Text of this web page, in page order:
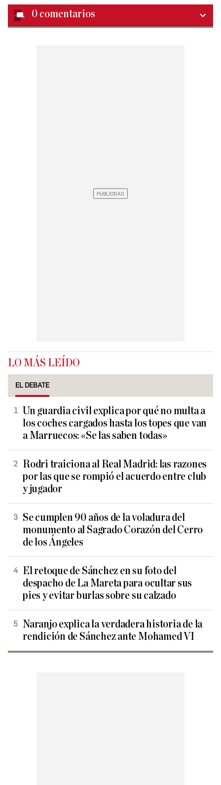
0 comentarios
LO MÁS LEÍDO
EL DEBATE
Un guardia civil explica por qué no multa a
los coches cargados hasta los topes que van
a Marruecos: «Se las saben todas»
Rodri traiciona al Real Madrid: las razones
por las que se rompió el acuerdo entre club
y jugador
Se cumplen 90 años de la voladura del
monumento al Sagrado Corazón del Cerro
de los Ángeles
El retoque de Sánchez en su foto del
despacho de La Mareta para ocultar sus
pies y evitar burlas sobre su calzado
Naranjo explica la verdadera historia de la
rendición de Sánchez ante Mohamed VI